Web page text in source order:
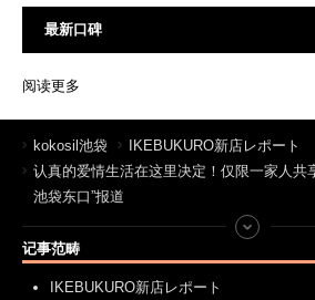
最新口碑
阅读更多
kokosil池袋
IKEBUKURO新店レポート
认真的爱情生活在这里决定！仅限一家人共
池袋东口”报道
记事范畴
IKEBUKURO新店レポート